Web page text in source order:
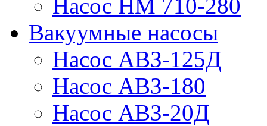
Насос НМ 710-280
Вакуумные насосы
Насос АВЗ-125Д
Насос АВЗ-180
Насос АВЗ-20Д